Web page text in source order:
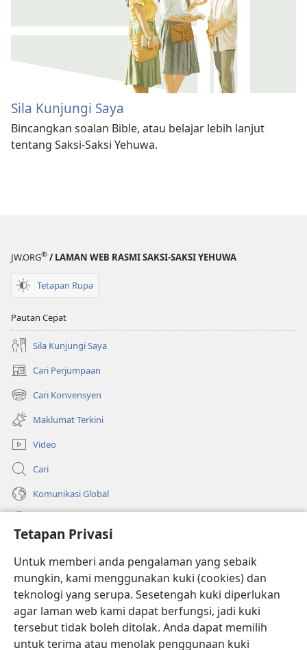
Tetapan Privasi
Untuk memberi anda pengalaman yang sebaik
mungkin, kami menggunakan kuki (cookies) dan
teknologi yang serupa. Sesetengah kuki diperlukan
agar laman web kami dapat berfungsi, jadi kuki
tersebut tidak boleh ditolak. Anda dapat memilih
untuk terima atau menolak penggunaan kuki
Sila Kunjungi Saya
Bincangkan soalan Bible, atau belajar lebih lanjut
tentang Saksi-Saksi Yehuwa.
JW.ORG® / LAMAN WEB RASMI SAKSI-SAKSI YEHUWA
Tetapan Rupa
Pautan Cepat
Sila Kunjungi Saya
Cari Perjumpaan
(membuka
tetingkap
baharu)
Cari Konvensyen
(membuka
tetingkap
baharu)
Maklumat Terkini
Video
Cari
Komunikasi Global
(membuka
tetingkap
baharu)PERPUSTAKAAN DALAM TALIAN Watchtower
(membuka
tetingkap
baharu)JW Hub ®
(membuka
tetingkap